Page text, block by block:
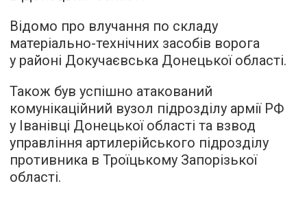
Відомо про влучання по складу
матеріально-технічних засобів ворога
у районі Докучаєвська Донецької області.
Також був успішно атакований
комунікаційний вузол підрозділу армії РФ
у Іванівці Донецької області та взвод
управління артилерійського підрозділу
противника в Троїцькому Запорізької
області.